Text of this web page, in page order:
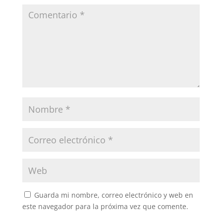
Guarda mi nombre, correo electrónico y web en
este navegador para la próxima vez que comente.